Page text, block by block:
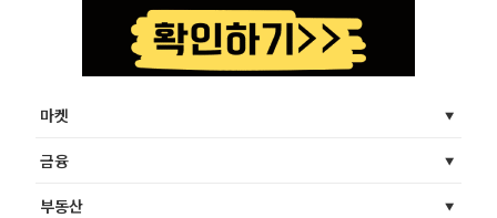
마켓
금융
부동산